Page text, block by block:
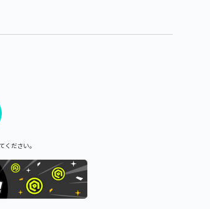
ださい。